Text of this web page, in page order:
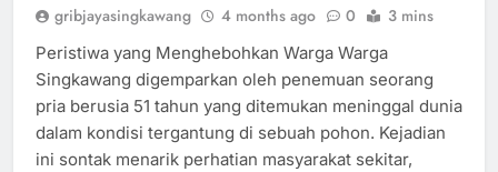
gribjayasingkawang 4 months ago 0 3 mins
Peristiwa yang Menghebohkan Warga Warga
Singkawang digemparkan oleh penemuan seorang
pria berusia 51 tahun yang ditemukan meninggal dunia
dalam kondisi tergantung di sebuah pohon. Kejadian
ini sontak menarik perhatian masyarakat sekitar,